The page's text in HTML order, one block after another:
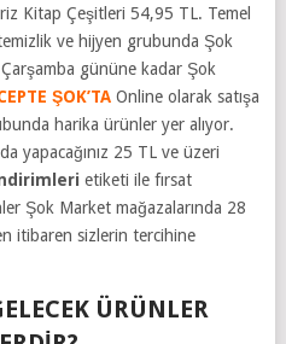
Kitap Çeşitleri 54,95 TL. Temel
ve hijyen grubunda Şok
Çarşamba gününe kadar Şok
ŞOK’TA Online olarak satışa
harika ürünler yer alıyor.
yapacağınız 25 TL ve üzeri
etiketi ile fırsat
Şok Market mağazalarında 28
itibaren sizlerin tercihine
ÜRÜNLER